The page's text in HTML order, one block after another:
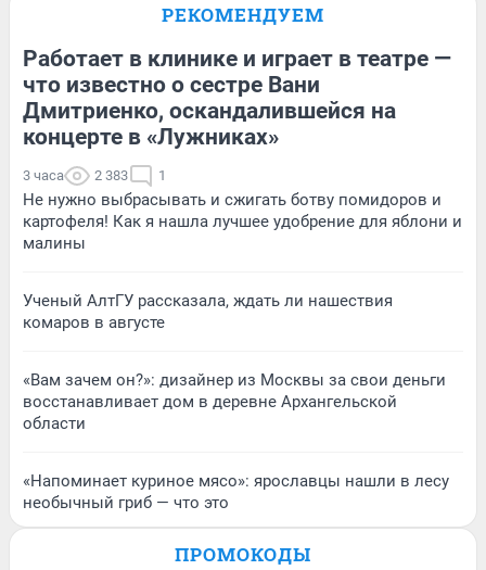
РЕКОМЕНДУЕМ
Работает в клинике и играет в театре —
что известно о сестре Вани
Дмитриенко, оскандалившейся на
концерте в «Лужниках»
3 часа 2 383 1
Не нужно выбрасывать и сжигать ботву помидоров и
картофеля! Как я нашла лучшее удобрение для яблони и
малины
Ученый АлтГУ рассказала, ждать ли нашествия
комаров в августе
«Вам зачем он?»: дизайнер из Москвы за свои деньги
восстанавливает дом в деревне Архангельской
области
«Напоминает куриное мясо»: ярославцы нашли в лесу
необычный гриб — что это
ПРОМОКОДЫ